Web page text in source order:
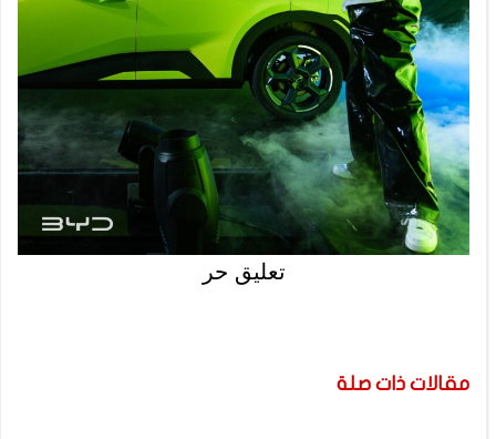
تعليق حر
مقالات ذات صلة